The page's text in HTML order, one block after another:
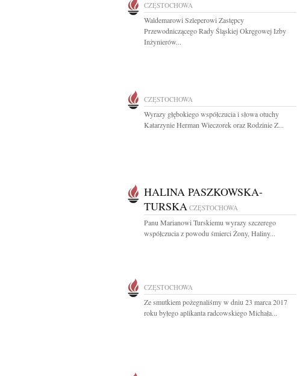
CZĘSTOCHOWA
Waldemarowi Szleperowi Zastępcy
Przewodniczącego Rady Śląskiej Okręgowej Izby
Inżynierów...
CZĘSTOCHOWA
Wyrazy głębokiego współczucia i słowa otuchy
Katarzynie Herman Wieczorek oraz Rodzinie Z...
HALINA PASZKOWSKA-
TURSKA CZĘSTOCHOWA
Panu Marianowi Turskiemu wyrazy szczerego
współczucia z powodu śmierci Żony, Haliny...
CZĘSTOCHOWA
Ze smutkiem pożegnaliśmy w dniu 23 marca 2017
roku byłego aplikanta radcowskiego Michała...